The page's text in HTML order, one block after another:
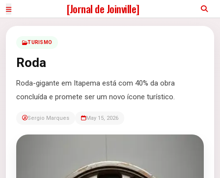
[Jornal de Joinville]
TURISMO
Roda
Roda-gigante em Itapema está com 40% da obra
concluída e promete ser um novo ícone turístico.
Sergio Marques May 15, 2026